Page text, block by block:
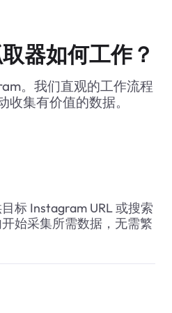
器如何工作？
。我们直观的工作流程
收集有价值的数据。
标 Instagram URL 或搜索
始采集所需数据，无需繁